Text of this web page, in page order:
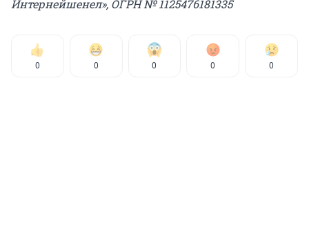
Интернейшенел», ОГРН № 1125476181335
0 0 0 0 0